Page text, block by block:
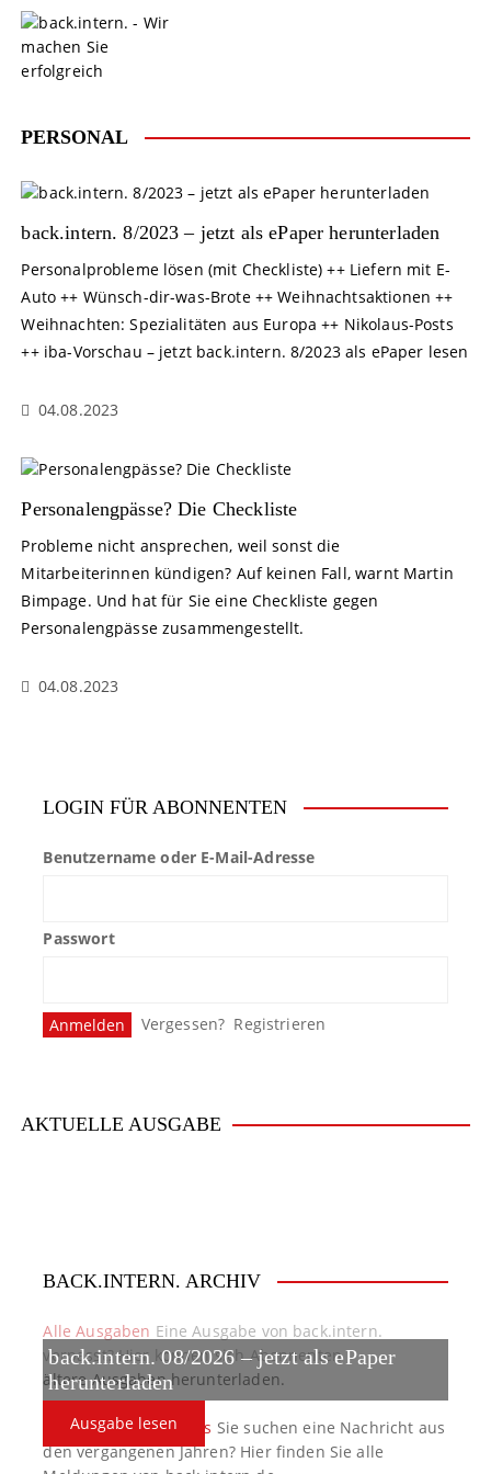
PERSONAL
back.intern. 8/2023 – jetzt als ePaper herunterladen
Personalprobleme lösen (mit Checkliste) ++ Liefern mit E-
Auto ++ Wünsch-dir-was-Brote ++ Weihnachtsaktionen ++
Weihnachten: Spezialitäten aus Europa ++ Nikolaus-Posts
++ iba-Vorschau – jetzt back.intern. 8/2023 als ePaper lesen
04.08.2023
Personalengpässe? Die Checkliste
Probleme nicht ansprechen, weil sonst die
Mitarbeiterinnen kündigen? Auf keinen Fall, warnt Martin
Bimpage. Und hat für Sie eine Checkliste gegen
Personalengpässe zusammengestellt.
04.08.2023
LOGIN FÜR ABONNENTEN
Benutzername oder E-Mail-Adresse
Passwort
Vergessen? Registrieren
AKTUELLE AUSGABE
back.intern. 08/2026 – jetzt als ePaper
herunterladen
Ausgabe lesen
BACK.INTERN. ARCHIV
Alle Ausgaben Eine Ausgabe von back.intern.
verpasst? Hier können sich Abonnenten
ältere Ausgaben herunterladen.
back.intern. Top-News Sie suchen eine Nachricht aus
den vergangenen Jahren? Hier finden Sie alle